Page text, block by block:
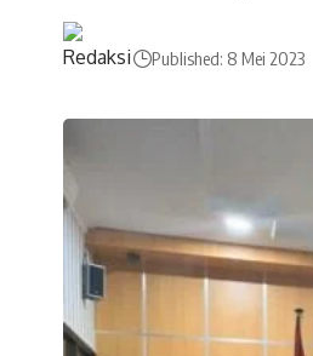
Published: 8 Mei 2023